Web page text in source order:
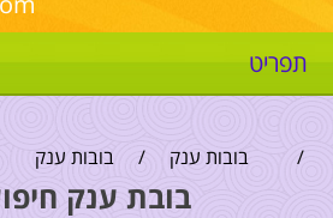
תפריט
/ בובות ענק / בובות ענק
בובת ענק